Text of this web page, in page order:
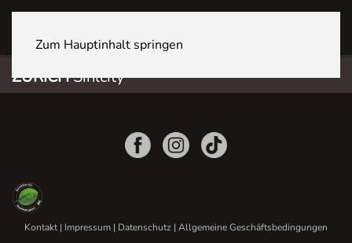
Zum Hauptinhalt springen
ZÜRICHSihlcity
Kontakt| Impressum | Datenschutz | Allgemeine Geschäftsbedingungen